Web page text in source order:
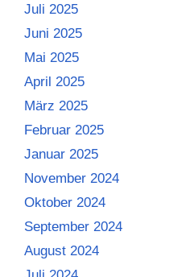
Juli 2025
Juni 2025
Mai 2025
April 2025
März 2025
Februar 2025
Januar 2025
November 2024
Oktober 2024
September 2024
August 2024